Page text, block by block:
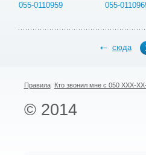
055-0110959
055-
сюда
Правила Кто звонил мне с 050 XXX-
© 2014